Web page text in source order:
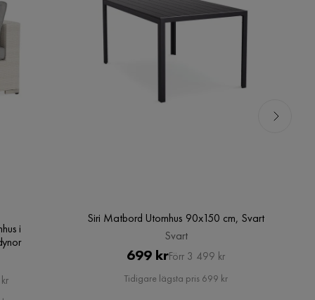
i
Siri Matbord Utomhus 90x150 cm, Svart
Svart
Pris
699 kr Original
Pris
Förr 3 499 kr
Tidigare lägsta pris 699 kr